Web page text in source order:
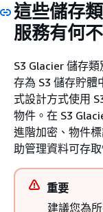
這些儲存
服務有何
S3 Glacier 儲存
存為 S3 儲存貯體
式設計方式使用
物件。在 S3
進階加密、物件
助管理資料可存
重要
建議您為